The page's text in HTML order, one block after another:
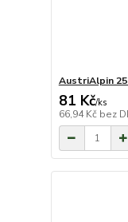
AustriAlpin 25
81 Kč/ks
66,94 Kč bez